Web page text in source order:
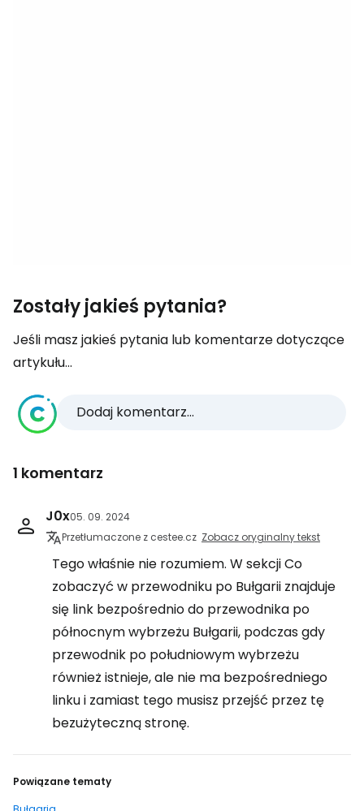
Zostały jakieś pytania?
Jeśli masz jakieś pytania lub komentarze dotyczące
artykułu...
Dodaj komentarz...
1 komentarz
J0x05. 09. 2024
Przetłumaczone z cestee.cz Zobacz oryginalny tekst
Tego właśnie nie rozumiem. W sekcji Co
zobaczyć w przewodniku po Bułgarii znajduje
się link bezpośrednio do przewodnika po
północnym wybrzeżu Bułgarii, podczas gdy
przewodnik po południowym wybrzeżu
również istnieje, ale nie ma bezpośredniego
linku i zamiast tego musisz przejść przez tę
bezużyteczną stronę.
Powiązane tematy